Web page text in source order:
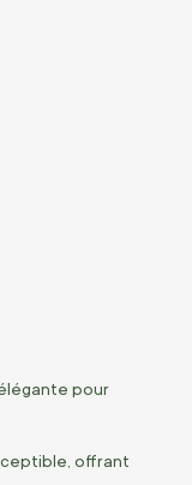
pour
offrant